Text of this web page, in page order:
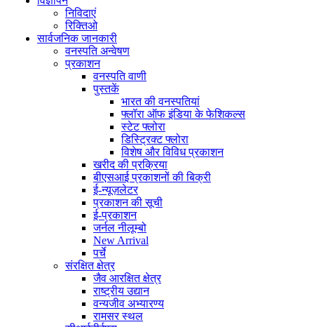
निविदाएं
रिक्तिओ
सार्वजनिक जानकारी
वनस्पति अन्वेषण
प्रकाशन
वनस्पति वाणी
पुस्तकें
भारत की वनस्पतियां
फ्लॉरा ऑफ इंडिया के फेशिकल्स
स्टेट फ्लोरा
डिस्ट्रिक्ट फ्लोरा
विशेष और विविध प्रकाशन
खरीद की प्रक्रिया
बीएसआई प्रकाशनों की बिक्री
ई-न्यूज़लेटर
प्रकाशन की सूची
ई-प्रकाशन
जर्नल नीलूम्बो
New Arrival
पर्चे
संरक्षित क्षेत्र
जैव आरक्षित क्षेत्र
राष्ट्रीय उद्यान
वन्यजीव अभ्यारण्य
रामसर स्थल